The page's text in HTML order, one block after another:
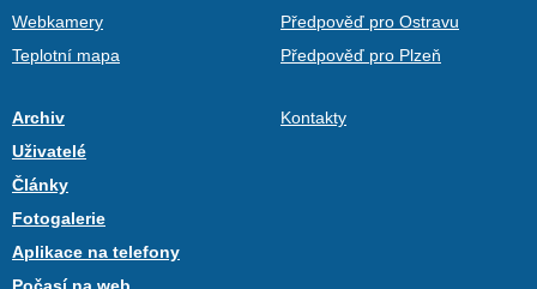
Webkamery
Teplotní mapa
Předpověď pro Ostravu
Předpověď pro Plzeň
Archiv
Uživatelé
Články
Fotogalerie
Aplikace na telefony
Kontakty